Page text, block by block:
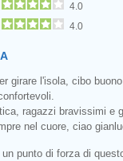
4.0
4.0
girare l'isola, cibo
ragazzi bravissimi e
nel cuore, ciao
un punto di forza di